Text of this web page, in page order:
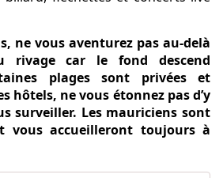
ne vous aventurez pas au-delà
rivage car le fond descend
plages sont privées et
hôtels, ne vous étonnez pas d’y
surveiller. Les mauriciens sont
vous accueilleront toujours à